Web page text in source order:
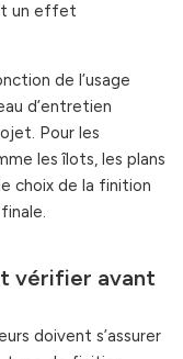
un effet
de l’usage
d’entretien
Pour les
les îlots, les plans
choix de la finition
vérifier avant
doivent s’assurer